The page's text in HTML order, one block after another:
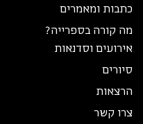
כתבות ומאמרים
מה קורה בספרייה?
אירועים וסדנאות
סיורים
הרצאות
צרו קשר